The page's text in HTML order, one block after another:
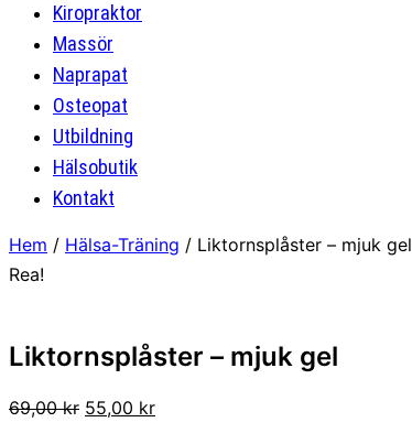
Kiropraktor
Massör
Naprapat
Osteopat
Utbildning
Hälsobutik
Kontakt
Hem / Hälsa-Träning / Liktornsplåster – mjuk gel
Rea!
Liktornsplåster – mjuk gel
69,00kr Det
55,00 krDet